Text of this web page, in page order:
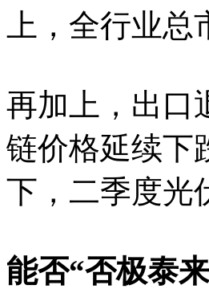
上，全行业
再加上，出口
链价格延续下
下，二季度光
能否“否极泰